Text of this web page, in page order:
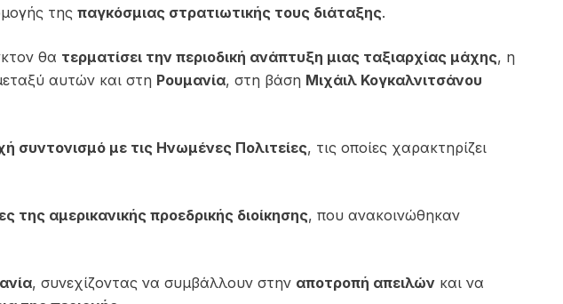
της παγκόσμιας στρατιωτικής τους διάταξης.
θα τερματίσει την περιοδική ανάπτυξη μιας ταξιαρχίας μάχης, η
αυτών και στη Ρουμανία, στη βάση Μιχάιλ Κογκαλνιτσάνου
συντονισμό με τις Ηνωμένες Πολιτείες, τις οποίες χαρακτηρίζει
της αμερικανικής προεδρικής διοίκησης, που ανακοινώθηκαν
, συνεχίζοντας να συμβάλλουν στην αποτροπή απειλών και να